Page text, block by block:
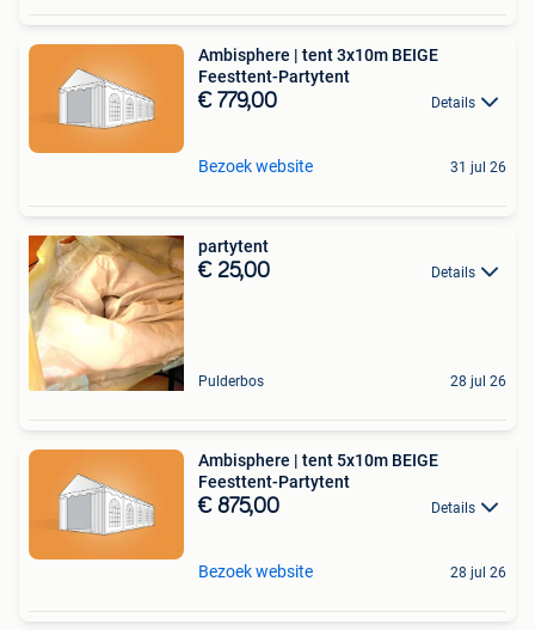
Ambisphere | tent 3x10m BEIGE
Feesttent-Partytent
€ 779,00 Details
Bezoek website 31 jul 26
partytent
€ 25,00 Details
Pulderbos 28 jul 26
Ambisphere | tent 5x10m BEIGE
Feesttent-Partytent
€ 875,00 Details
Bezoek website 28 jul 26